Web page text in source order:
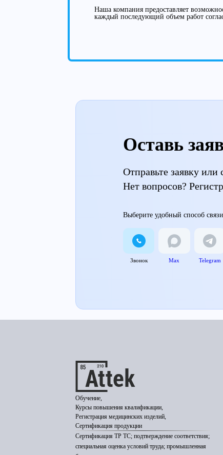
Наша компания предоставляет
каждый последующий объем работ
Оставь
Отправьте заявку
Нет вопросов?
Выберите удобный способ
Звонок Max Telegram
Обучение,
Курсы повышения квалификации,
Регистрация медицинских изделий,
Сертификация продукции
Сертификация ТР ТС; подтверждение соответствия;
специальная оценка условий труда; промышленная